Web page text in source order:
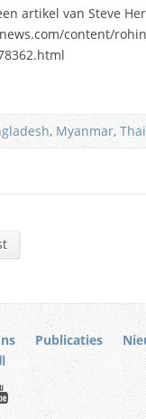
artikel van Steve
content/
, Myanmar,
Publicaties